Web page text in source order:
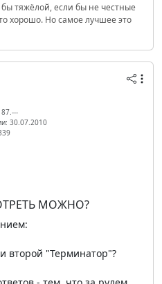
тяжёлой, если бы не честные
хорошо. Но самое лучшее это
30.07.2010
МОЖНО?
второй "Терминатор"?